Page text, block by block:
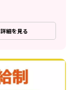
詳細を見る